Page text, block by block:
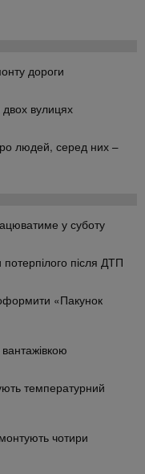
дороги
вулицях
людей, серед них –
у суботу
після ДТП
«Пакунок
температурний
чотири